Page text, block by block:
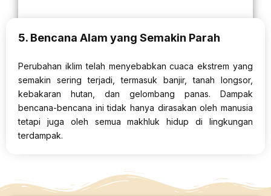
5. Bencana Alam yang Semakin Parah
Perubahan iklim telah menyebabkan cuaca ekstrem yang
semakin sering terjadi, termasuk banjir, tanah longsor,
kebakaran hutan, dan gelombang panas. Dampak
bencana-bencana ini tidak hanya dirasakan oleh manusia
tetapi juga oleh semua makhluk hidup di lingkungan
terdampak.